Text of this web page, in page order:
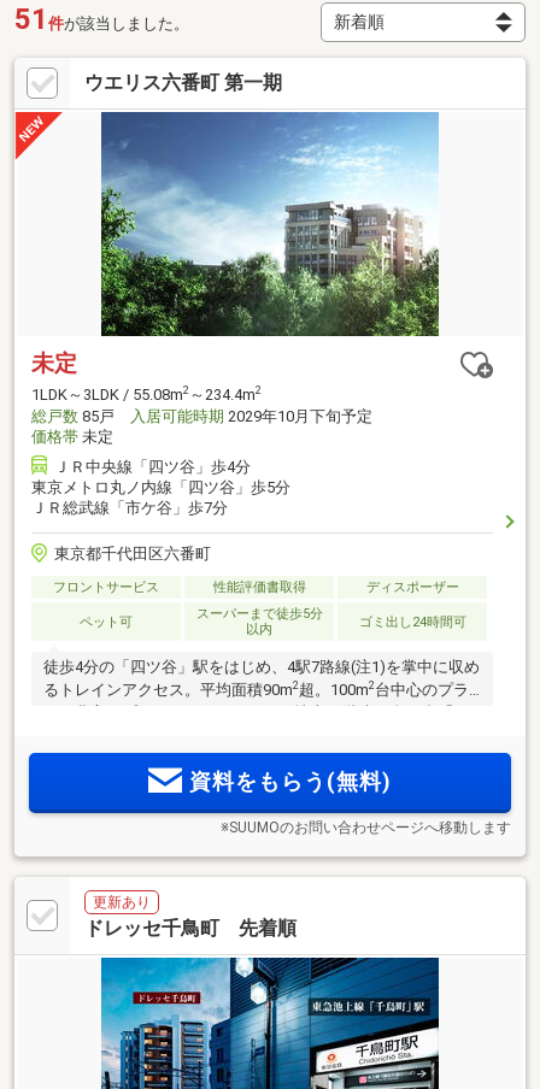
51 件が該当しました。
ウエリス六番町 第一期
未定
1LDK～3LDK / 55.08m2 ～234.4m2
総戸数 85戸 入居可能時期 2029年10月下旬予定
価格帯 未定
ＪＲ中央線「四ツ谷」歩4分
東京メトロ丸ノ内線「四ツ谷」歩5分
ＪＲ総武線「市ケ谷」歩7分
東京都千代田区六番町
フロントサービス 性能評価書取得 ディスポーザー
ペット可
スーパーまで徒歩5分
以内
ゴミ出し24時間可
徒歩4分の「四ツ谷」駅をはじめ、4駅7路線(注1)を掌中に収め
るトレインアクセス。平均面積90m2超。100m2台中心のプラ
資料をもらう(無料)
※SUUMOのお問い合わせページへ移動します
更新あり
ドレッセ千鳥町 先着順